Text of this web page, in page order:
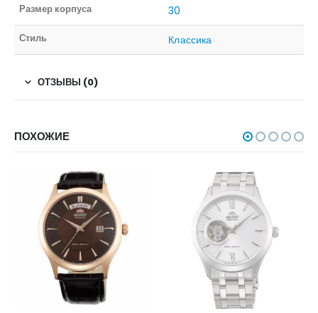
Размер корпуса 30
Стиль Классика
ОТЗЫВЫ (0)
ПОХОЖИЕ
НЕТ В НАЛИЧИИ